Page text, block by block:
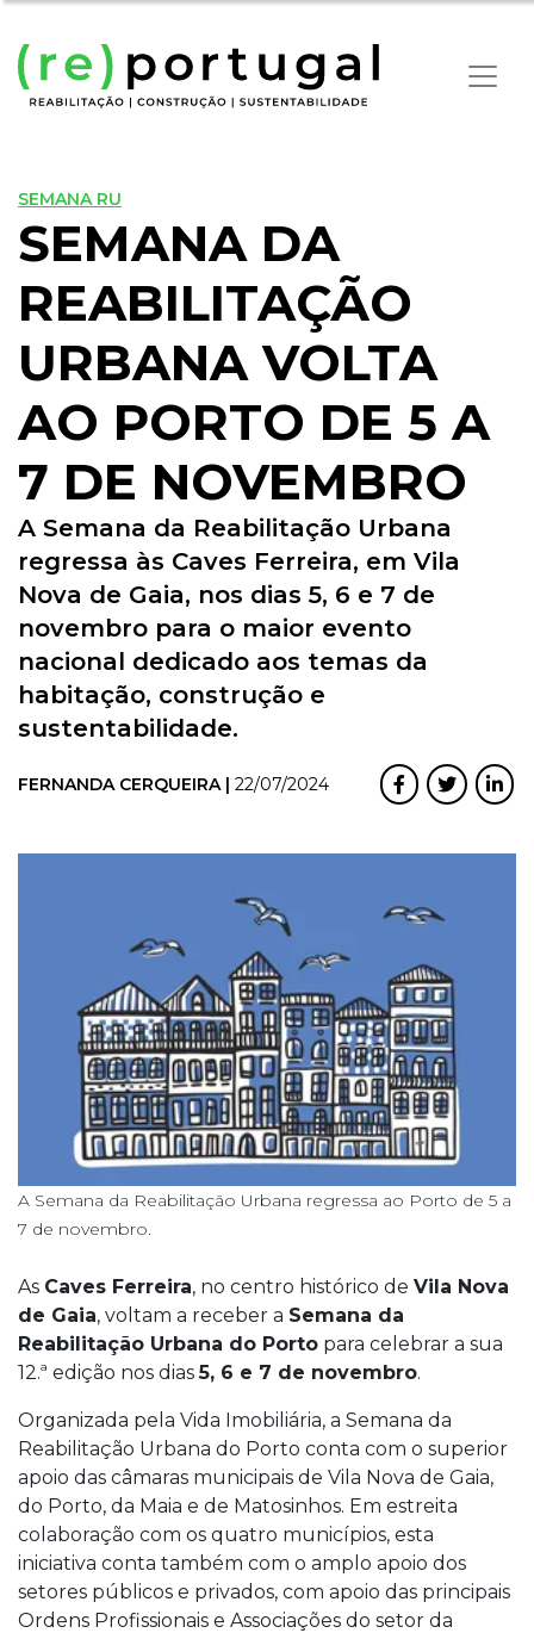
SEMANA RU
SEMANA DA
REABILITAÇÃO
URBANA VOLTA
AO PORTO DE 5 A
7 DE NOVEMBRO
A Semana da Reabilitação Urbana
regressa às Caves Ferreira, em Vila
Nova de Gaia, nos dias 5, 6 e 7 de
novembro para o maior evento
nacional dedicado aos temas da
habitação, construção e
sustentabilidade.
FERNANDA CERQUEIRA | 22/07/2024
A Semana da Reabilitação Urbana regressa ao Porto de 5 a
7 de novembro.
As Caves Ferreira, no centro histórico de Vila Nova
de Gaia, voltam a receber a Semana da
Reabilitação Urbana do Porto para celebrar a sua
12.ª edição nos dias5, 6 e 7 de novembro.
Organizada pela Vida Imobiliária, a Semana da
Reabilitação Urbana do Porto conta com o superior
apoio das câmaras municipais de Vila Nova de Gaia,
do Porto, da Maia e de Matosinhos. Em estreita
colaboração com os quatro municípios, esta
iniciativa conta também com o amplo apoio dos
setores públicos e privados, com apoio das principais
Ordens Profissionais e Associações do setor da